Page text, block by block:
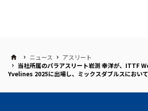
ニュース
アスリート
当社所属のパラアスリート岩渕 幸洋が、ITTF
Yvelines 2025に出場し、ミックスダブルスにおい